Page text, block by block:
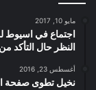
مايو 10, 2017
اجتماع في اسيوط
النظر حال التأكد
أغسطس 23, 2016
نخيل تطوى صفحة